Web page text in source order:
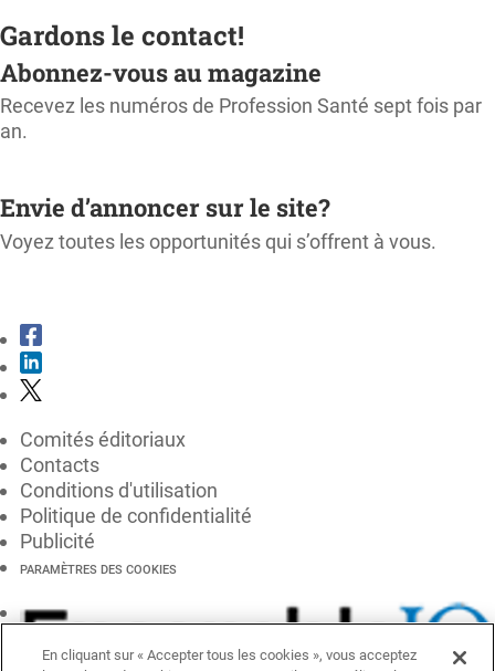
Gardons le contact!
Abonnez-vous au magazine
Recevez les numéros de Profession Santé sept fois par
an.
Envie d’annoncer sur le site?
Voyez toutes les opportunités qui s’offrent à vous.
Comités éditoriaux
Contacts
Conditions d'utilisation
Politique de confidentialité
Publicité
PARAMÈTRES DES COOKIES
En cliquant sur « Accepter tous les cookies », vous acceptez